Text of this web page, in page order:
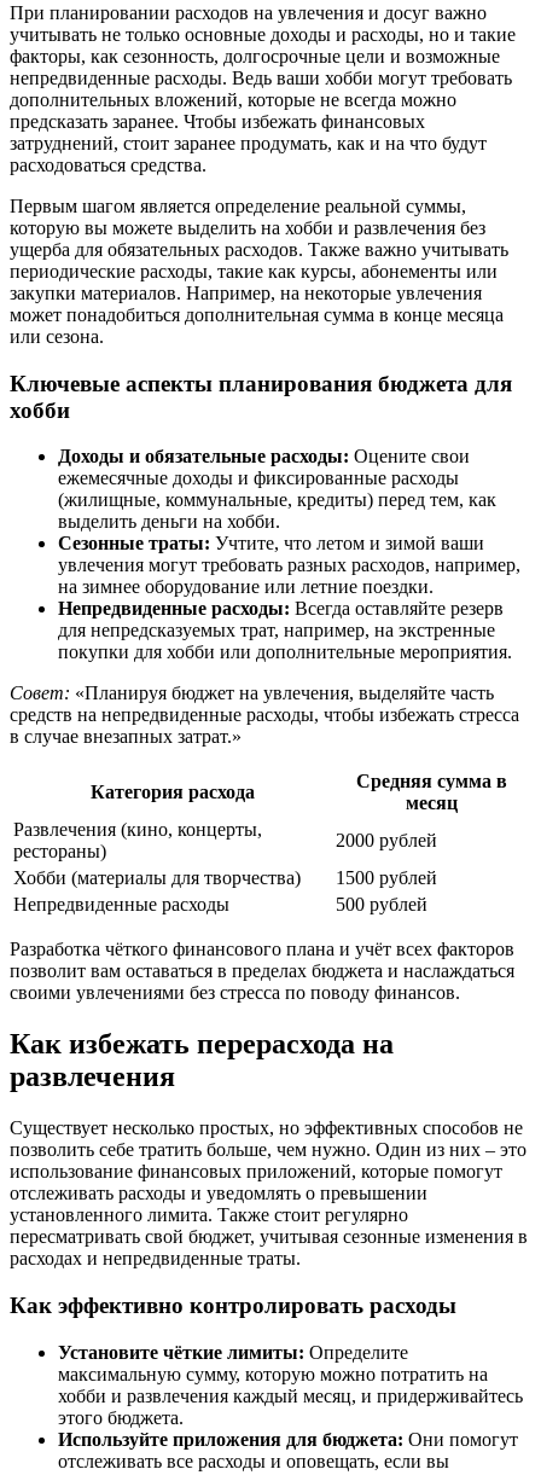
При планировании расходов на увлечения и досуг важно
учитывать не только основные доходы и расходы, но и такие
факторы, как сезонность, долгосрочные цели и возможные
непредвиденные расходы. Ведь ваши хобби могут требовать
дополнительных вложений, которые не всегда можно
предсказать заранее. Чтобы избежать финансовых
затруднений, стоит заранее продумать, как и на что будут
расходоваться средства.
Первым шагом является определение реальной суммы,
которую вы можете выделить на хобби и развлечения без
ущерба для обязательных расходов. Также важно учитывать
периодические расходы, такие как курсы, абонементы или
закупки материалов. Например, на некоторые увлечения
может понадобиться дополнительная сумма в конце месяца
или сезона.
Ключевые аспекты планирования бюджета для
хобби
Доходы и обязательные расходы: Оцените свои
ежемесячные доходы и фиксированные расходы
(жилищные, коммунальные, кредиты) перед тем, как
выделить деньги на хобби.
Сезонные траты: Учтите, что летом и зимой ваши
увлечения могут требовать разных расходов, например,
на зимнее оборудование или летние поездки.
Непредвиденные расходы: Всегда оставляйте резерв
для непредсказуемых трат, например, на экстренные
покупки для хобби или дополнительные мероприятия.
Совет: «Планируя бюджет на увлечения, выделяйте часть
средств на непредвиденные расходы, чтобы избежать стресса
в случае внезапных затрат.»
Категория расхода
Средняя сумма в
месяц
Развлечения (кино, концерты,
рестораны)
2000 рублей
Хобби (материалы для творчества)
1500 рублей
Непредвиденные расходы
500 рублей
Разработка чёткого финансового плана и учёт всех факторов
позволит вам оставаться в пределах бюджета и наслаждаться
своими увлечениями без стресса по поводу финансов.
Как избежать перерасхода на
развлечения
Существует несколько простых, но эффективных способов не
позволить себе тратить больше, чем нужно. Один из них – это
использование финансовых приложений, которые помогут
отслеживать расходы и уведомлять о превышении
установленного лимита. Также стоит регулярно
пересматривать свой бюджет, учитывая сезонные изменения в
расходах и непредвиденные траты.
Как эффективно контролировать расходы
Установите чёткие лимиты: Определите
максимальную сумму, которую можно потратить на
хобби и развлечения каждый месяц, и придерживайтесь
этого бюджета.
Используйте приложения для бюджета: Они помогут
отслеживать все расходы и оповещать, если вы